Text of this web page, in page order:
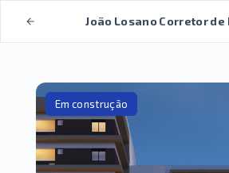
João Losano Corretor de
Em construção